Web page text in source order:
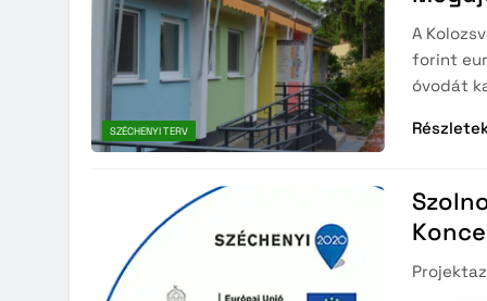
SZÉCHENYI TERV
A
forint
óvodát